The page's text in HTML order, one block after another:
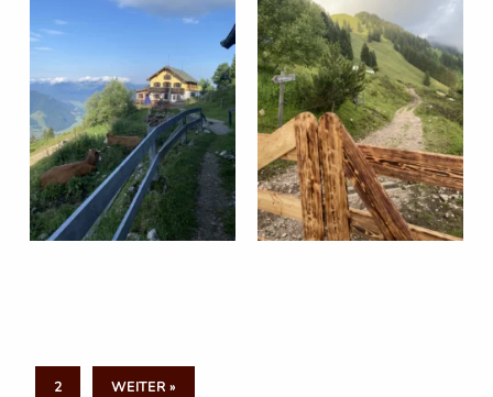
2 WEITER »